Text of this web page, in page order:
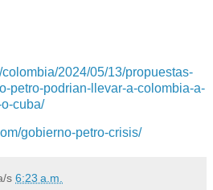
2024/05/13/propuestas-
petro-podrian-llevar-a-colombia-a-
cuba/
gobierno-petro-crisis/
s 6:23 a.m.